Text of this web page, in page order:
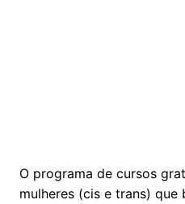
O programa de cursos
mulheres (cis e trans) que